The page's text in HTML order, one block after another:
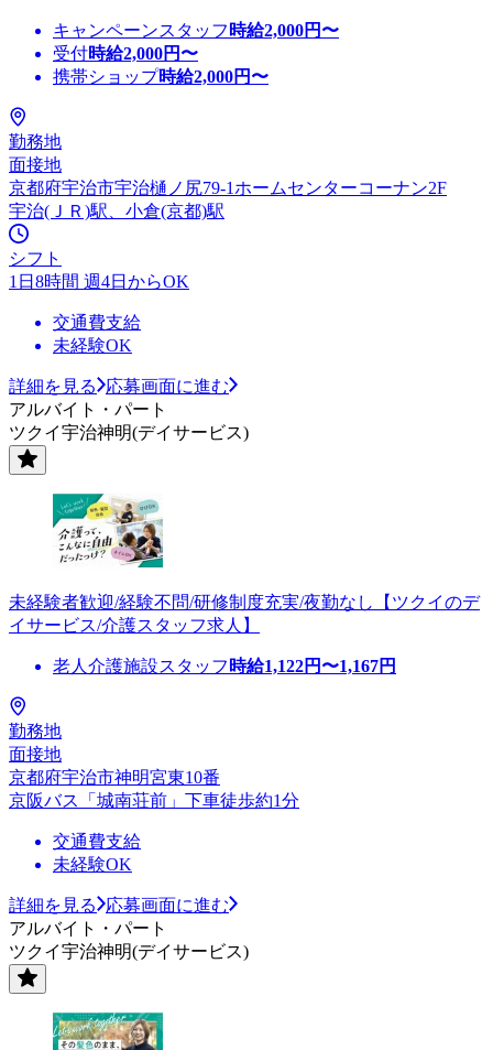
キャンペーンスタッフ 時給2,000円〜
受付時給2,000円〜
携帯ショップ時給2,000円〜
勤務地
面接地
京都府宇治市宇治樋ノ尻79-1ホームセンターコーナン2F
宇治(ＪＲ)駅、小倉(京都)駅
シフト
1日8時間 週4日からOK
交通費支給
未経験OK
詳細を見る
応募画面に進む
アルバイト・パート
ツクイ宇治神明(デイサービス)
未経験者歓迎/経験不問/研修制度充実/夜勤なし【ツクイのデ
イサービス/介護スタッフ求人】
老人介護施設スタッフ 時給1,122円〜1,167円
勤務地
面接地
京都府宇治市神明宮東10番
京阪バス「城南荘前」下車徒歩約1分
交通費支給
未経験OK
詳細を見る
応募画面に進む
アルバイト・パート
ツクイ宇治神明(デイサービス)